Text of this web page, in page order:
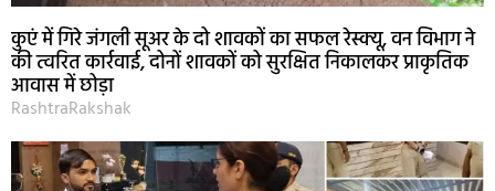
कुएं में गिरे जंगली सूअर के दो शावकों का सफल रेस्क्यू, वन विभाग ने
की त्वरित कार्रवाई, दोनों शावकों को सुरक्षित निकालकर प्राकृतिक
आवास में छोड़ा
RashtraRakshak